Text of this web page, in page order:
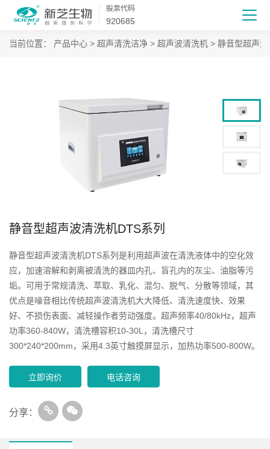
股票代码
920685
当前位置： 产品中心 > 超声清洗洁净 > 超声波清洗机 > 静音型超声
静音型超声波清洗机DTS系列
静音型超声波清洗机DTS系列是利用超声波在清洗液体中的空化效
应，加速溶解和剥离被清洗的器皿内孔、盲孔内的灰尘、油脂等污
垢。可用于常规清洗、萃取、乳化、混匀、脱气、分散等领域，其
优点是噪音相比传统超声波清洗机大大降低、清洗速度快、效果
好、不损伤表面、减轻操作者劳动强度。超声频率40/80kHz，超声
功率360-840W，清洗槽容积10-30L，清洗槽尺寸
300*240*200mm，采用4.3英寸触摸屏显示，加热功率500-800W。
立即询价 电话咨询
分享：